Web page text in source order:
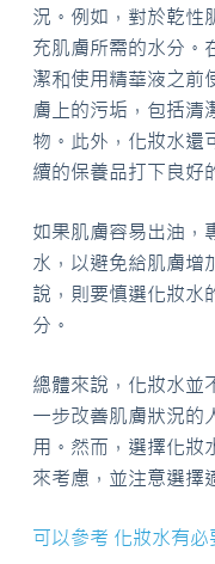
況。例如，對於乾性
充肌膚所需的水分。
潔和使用精華液之前
膚上的污垢，包括清
物。此外，化妝水還
續的保養品打下良好
如果肌膚容易出油，
水，以避免給肌膚增
說，則要慎選化妝水
分。
總體來說，化妝水並
一步改善肌膚狀況的
用。然而，選擇化妝
來考慮，並注意選擇
可以參考 化妝水有必